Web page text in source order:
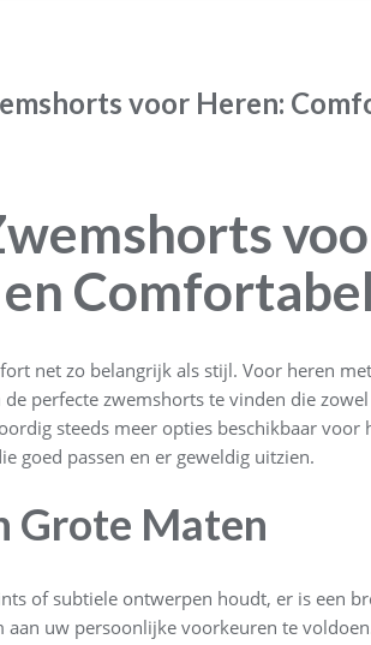
voor Heren:
Comfortabel
net zo belangrijk als stijl. Voor heren
perfecte zwemshorts te vinden die
steeds meer opties beschikbaar voor
goed passen en er geweldig uitzien.
Grote Maten
of subtiele ontwerpen houdt, er is een
uw persoonlijke voorkeuren te